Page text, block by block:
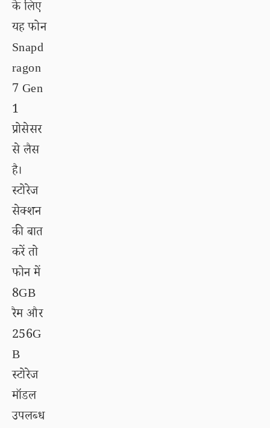
के लिए
यह फोन
Snapd
ragon
7 Gen
1
प्रोसेसर
से लैस
है।
स्टोरेज
सेक्शन
की बात
करें तो
फोन में
8GB
रैम और
256G
B
स्टोरेज
मॉडल
उपलब्ध